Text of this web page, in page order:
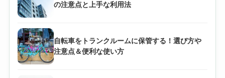
の注意点と上手な利用法
自転車をトランクルームに保管する！選び方や
注意点＆便利な使い方